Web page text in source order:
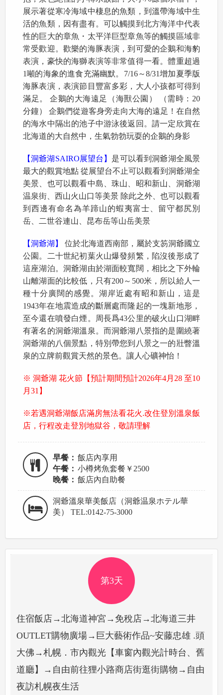
展示著從寒冷海域中棲息的魚類，到溫帶海域中生
活的魚類，因有盡有。可以觸摸到北方海洋中代表
性的巨大的章魚・太平洋巨型章魚等的觸摸區域非
常受歡迎。歡樂的海豚表演，到可愛的企鵝和海豹
表演，豪快的海獅表演等非常值得一看。體重超過
1噸的海象的進食充滿幽默。7/16～8/31增加夏季版
海豚表演，表演節目豐富多彩，大人小孩都可得到
滿足。 企鵝的大海遠足（海獸公園） （需時：20
分鐘） 企鵝們從遊客身旁走向大海的遠足！在自然
的海水中隔出的池子中游泳後返回。請一定欣賞在
北海道的大自然中，生氣勃勃玩耍的企鵝的身影
【洞爺湖SAIRO展望台】 是可以看到洞爺湖全風景
最大的觀賞地點 從展望台不止可以觀看到洞爺湖全
美景、也可以觀看中島、珠山、昭和新山、洞爺湖
温泉街、西山火山口等美景 除此之外、也可以觀看
到西邊有命名為羊蹄山的蝦夷富士、留守都尻別
岳、二世谷連山、昆布岳等山岳美景
【洞爺湖】
位於北海道西南部，屬於支笏洞爺國立
公園。二十世紀初葉火山爆發頻繁，陷沒後形成了
這座湖泊。洞爺湖由於湖面較寬闊，相比之下外輪
山離湖面的比較低，只有200～500米，所以給人一
種十分廣闊的感覺。湖岸近處有昭和新山，這是
1943年在地震造成的斷層處而隆起的一塊新地形，
至今還在噴發白煙。周長爲43公里的破火山口湖畔
有著名的洞爺湖溫泉。而洞爺湖八景指的是圍繞著
洞爺湖的八個景點，特別帶您到八景之一的壯瞥溫
泉的立牌前觀賞天然的景色。讓人心礦神怡！
※ 洞爺湖 花火節【預計期間預計2026年4月28 至10
月31】
※若遇洞爺湖飯店滿房無法看花火.改住登別溫泉飯
店，行程改走登別地獄谷，敬請理解
早餐： 飯店內享用
午餐： 小樽烤魚套餐￥2500
晚餐： 飯店內自助餐
洞爺溫泉華美飯店（洞爺温泉ホテル華
美） TEL:0142-75-3000
第3天
住宿飯店→北海道神宮→免稅店→北海道三井
OUTLET購物廣場→巨大藝術作品~安藤忠雄 .頭
大佛→札幌．市內觀光【車窗內觀光計時台、舊
道廳】→自由前往狸小路商店街逛街購物→自由
夜訪札幌夜生活